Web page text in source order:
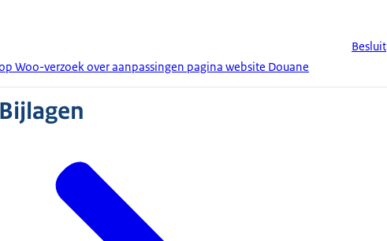
Besluit
Woo-verzoek over aanpassingen pagina website Douane
Bijlagen